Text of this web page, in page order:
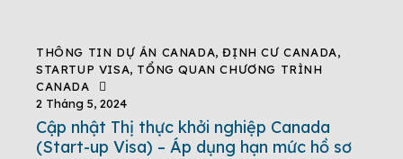
THÔNG TIN DỰ ÁN CANADA,ĐỊNH CƯ CANADA,
STARTUP VISA, TỔNG QUAN CHƯƠNG TRÌNH
CANADA
2 Tháng 5, 2024
Cập nhật Thị thực khởi nghiệp Canada
(Start-up Visa) – Áp dụng hạn mức hồ sơ